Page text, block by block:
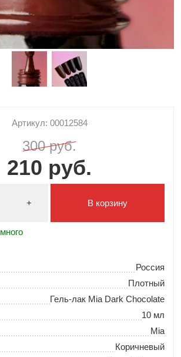
Артикул: 00012584
300 руб.
210 руб.
+
много
В корзину
Россия
Плотный
Гель‑лак Mia Dark Chocolate
10 мл
Mia
Коричневый